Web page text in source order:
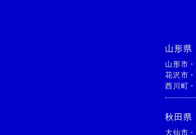
山形県
山形市 ・
花沢市 ・
西川町 ・
秋田県
大仙市 ・